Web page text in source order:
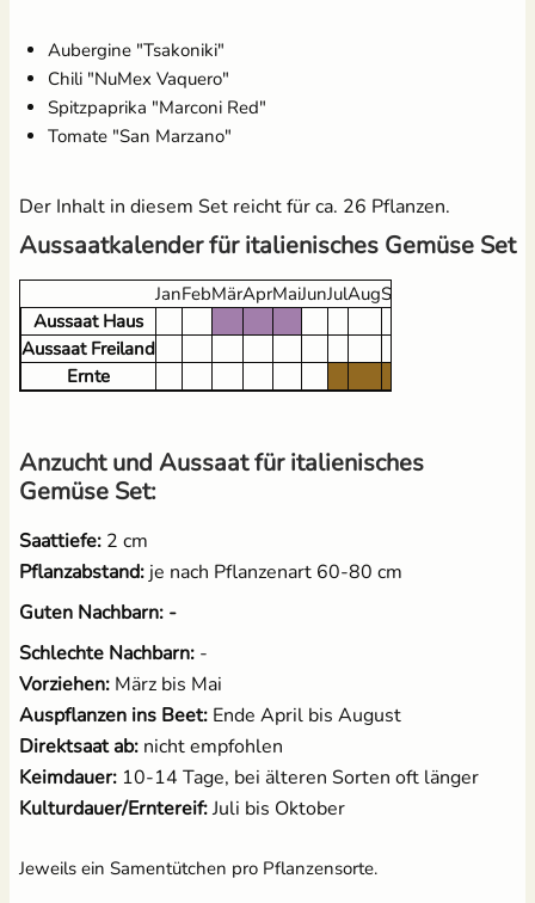
18 Anzuchttöpfe aus
(kompostierbar)
2,95 €
Kokos Quellerde zur
Aubergine "Tsakoniki"
Chili "NuMex Vaquero"
Spitzpaprika "Marconi Red"
Tomate "San Marzano"
Der Inhalt in diesem Set reicht für ca. 26 Pflanzen.
Aussaatkalender für italienisches Gemüse Set
JanFebMärAprMaiJunJulAugSep
Aussaat Haus
Aussaat Freiland
Ernte
Anzucht und Aussaat für italienisches
Gemüse Set:
Saattiefe: 2 cm
Pflanzabstand: je nach Pflanzenart 60-80 cm
Guten Nachbarn: -
Schlechte Nachbarn: -
Vorziehen: März bis Mai
Auspflanzen ins Beet: Ende April bis August
Direktsaat ab: nicht empfohlen
Keimdauer: 10-14 Tage, bei älteren Sorten oft länger
Kulturdauer/Erntereif:Juli bis Oktober
Jeweils ein Samentütchen pro Pflanzensorte.